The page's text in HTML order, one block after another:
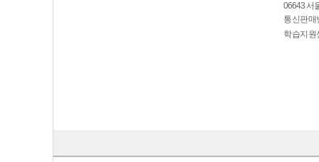
06643 서
통신판매
학습지원